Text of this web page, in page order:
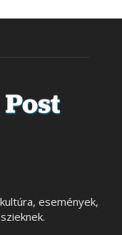
események,